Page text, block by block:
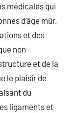
médicales qui
d’âge mûr,
et des
non
et de la
le plaisir de
du
ligaments et